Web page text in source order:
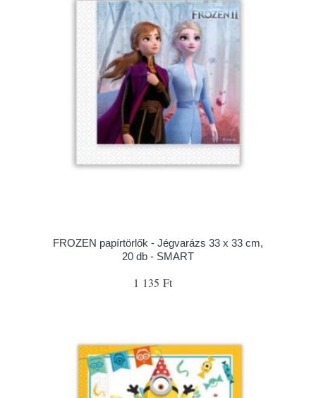
FROZEN papírtörlők - Jégvarázs 33 x 33 cm,
20 db - SMART
1 135 Ft